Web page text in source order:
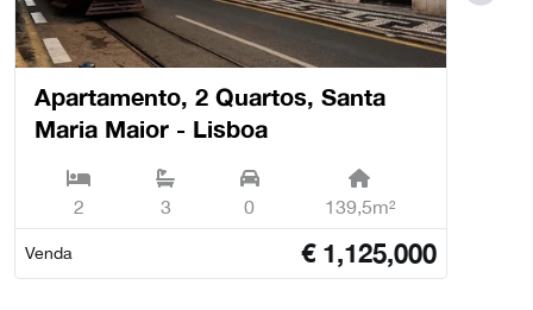
Apartamento, 2 Quartos, Santa
Maria Maior - Lisboa
2 3 0 139,5m²
Venda € 1,125,000